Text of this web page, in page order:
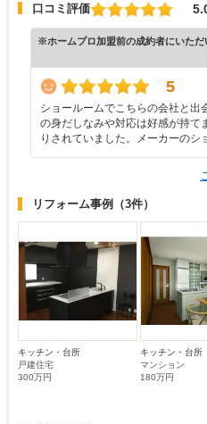
口コミ評価
※ホームプロ加盟前の成約者にいただ
5
ショールームでこちらの会社と出
の身だしなみや対応は好感が持て
りされていました。メーカーのシ
リフォーム事例 （3件）
キッチン・台所
戸建住宅
300万円
キッチン・台所
マンション
180万円